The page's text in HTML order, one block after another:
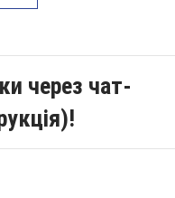
через чат-